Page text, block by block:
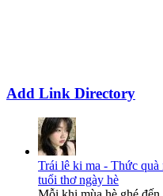
Add Link Directory
Trái lê ki ma - Thức
tuổi thơ ngày hè